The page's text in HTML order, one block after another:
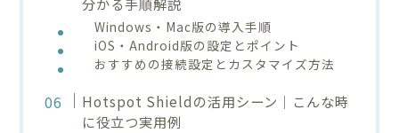
Windows・Mac版の導入手順
iOS・Android版の設定とポイント
おすすめの接続設定とカスタマイズ方法
Hotspot Shieldの活用シーン｜こんな時
に役立つ実用例